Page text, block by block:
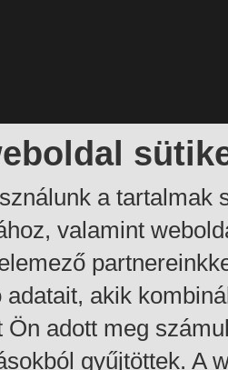
a tartalmak
valamint
adatait, akik
Ön adott meg
gyűjtöttek. A